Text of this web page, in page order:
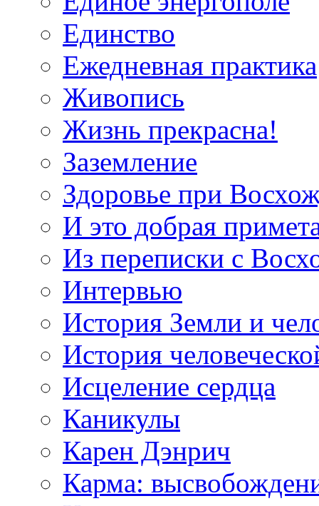
Единство
Ежедневная практика
Живопись
Жизнь прекрасна!
Заземление
Здоровье при
И это добрая
Из переписки с
Интервью
История Земли и
История
Исцеление сердца
Каникулы
Карен Дэнрич
Карма: